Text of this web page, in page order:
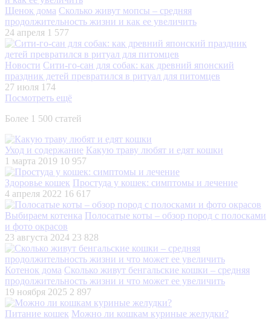
Щенок дома Сколько живут мопсы – средняя
продолжительность жизни и как ее увеличить
24 апреля 1 577
Новости Сити-го-сан для собак: как древний японский
праздник детей превратился в ритуал для питомцев
27 июля 174
Посмотреть ещё
Более 1 500 статей
Уход и содержание Какую траву любят и едят кошки
1 марта 2019 10 957
Здоровье кошек Простуда у кошек: симптомы и лечение
4 апреля 2022 16 617
Выбираем котенка Полосатые коты – обзор пород с полосками
и фото окрасов
23 августа 2024 23 828
Котенок дома Сколько живут бенгальские кошки – средняя
продолжительность жизни и что может ее увеличить
19 ноября 2025 2 897
Питание кошек Можно ли кошкам куриные желудки?